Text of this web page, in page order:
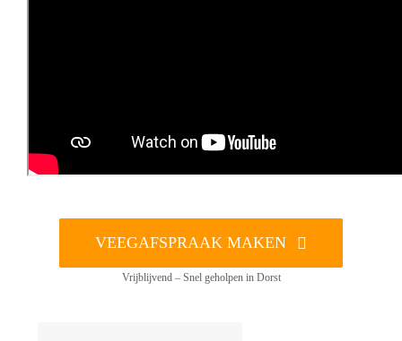
VEEGAFSPRAAK MAKEN
Vrijblijvend – Snel geholpen in Dorst